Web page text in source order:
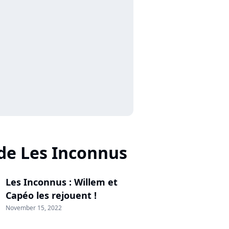
Les Inconnus
Les Inconnus : Willem et
Capéo les rejouent !
November 15, 2022